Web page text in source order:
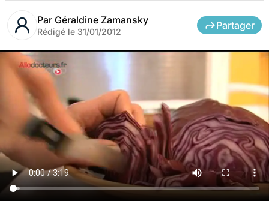
Par Géraldine Zamansky
Rédigé le 31/01/2012
Partager